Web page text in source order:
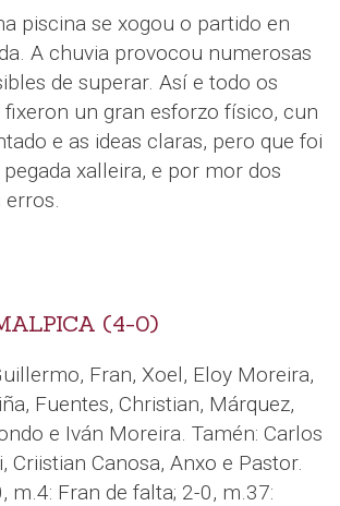
piscina se xogou o partido en
A chuvia provocou numerosas
de superar. Así e todo os
fixeron un gran esforzo físico, cun
e as ideas claras, pero que foi
xalleira, e por mor dos
erros.
(4-0)
Fran, Xoel, Eloy Moreira,
Fuentes, Christian, Márquez,
e Iván Moreira. Tamén: Carlos
Criistian Canosa, Anxo e Pastor.
m.4: Fran de falta; 2-0, m.37: